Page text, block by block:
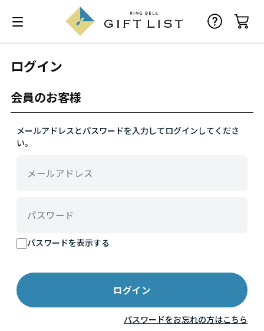
ログイン
会員のお客様
メールアドレスとパスワードを入力してログインしてくださ
い。
パスワードを表示する
パスワードをお忘れの方はこちら